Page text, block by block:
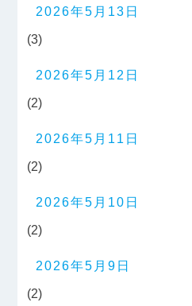
2026年5月13日
(3)
2026年5月12日
(2)
2026年5月11日
(2)
2026年5月10日
(2)
2026年5月9日
(2)